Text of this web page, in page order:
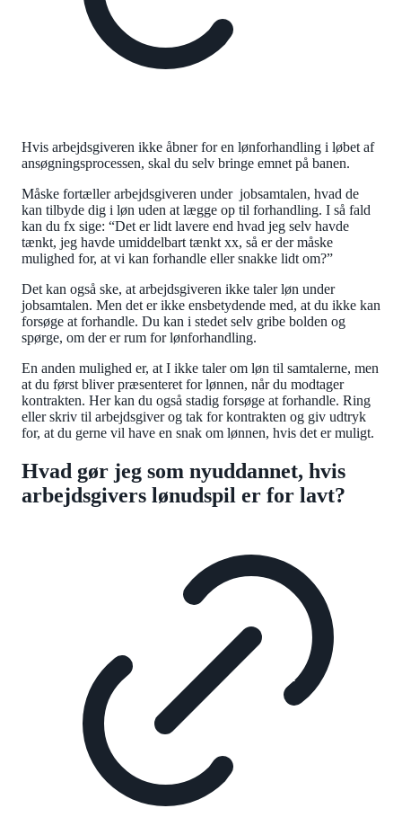
Hvis arbejdsgiveren ikke åbner for en lønforhandling i løbet af
ansøgningsprocessen, skal du selv bringe emnet på banen.
Måske fortæller arbejdsgiveren under jobsamtalen, hvad de
kan tilbyde dig i løn uden at lægge op til forhandling. I så fald
kan du fx sige: “Det er lidt lavere end hvad jeg selv havde
tænkt, jeg havde umiddelbart tænkt xx, så er der måske
mulighed for, at vi kan forhandle eller snakke lidt om?”
Det kan også ske, at arbejdsgiveren ikke taler løn under
jobsamtalen. Men det er ikke ensbetydende med, at du ikke kan
forsøge at forhandle. Du kan i stedet selv gribe bolden og
spørge, om der er rum for lønforhandling.
En anden mulighed er, at I ikke taler om løn til samtalerne, men
at du først bliver præsenteret for lønnen, når du modtager
kontrakten. Her kan du også stadig forsøge at forhandle. Ring
eller skriv til arbejdsgiver og tak for kontrakten og giv udtryk
for, at du gerne vil have en snak om lønnen, hvis det er muligt.
Hvad gør jeg som nyuddannet, hvis
arbejdsgivers lønudspil er for lavt?